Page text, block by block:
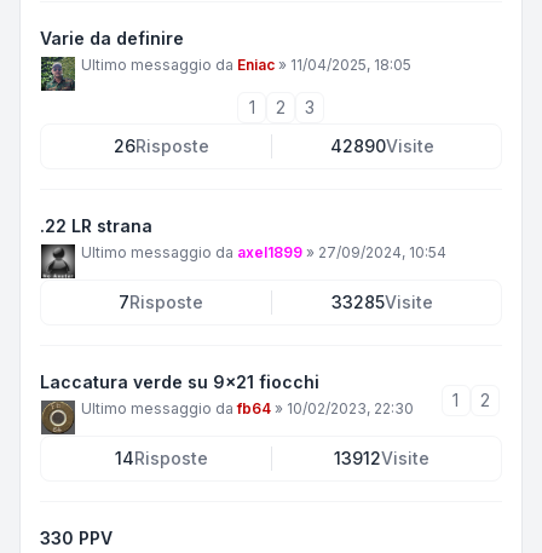
Varie da definire
Ultimo messaggio da Eniac » 11/04/2025, 18:05
1 2
3
26Risposte 42890Visite
.22 LR strana
Ultimo messaggio da axel1899 » 27/09/2024, 10:54
7Risposte 33285Visite
Laccatura verde su 9x21 fiocchi
Ultimo messaggio dafb64 » 10/02/2023, 22:30 1 2
14Risposte 13912Visite
330 PPV